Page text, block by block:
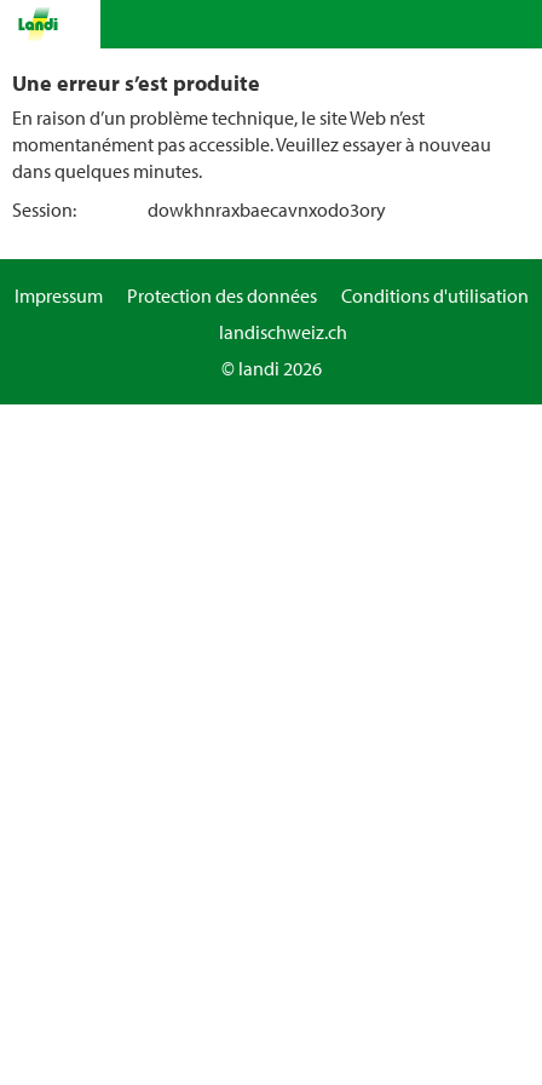
Une erreur s’est produite
En raison d’un problème technique, le site Web n’est
momentanément pas accessible. Veuillez essayer à nouveau
dans quelques minutes.
Session:
dowkhnraxbaecavnxodo3ory
Impressum Protection des données
Conditions d'utilisation
landischweiz.ch
© landi 2026